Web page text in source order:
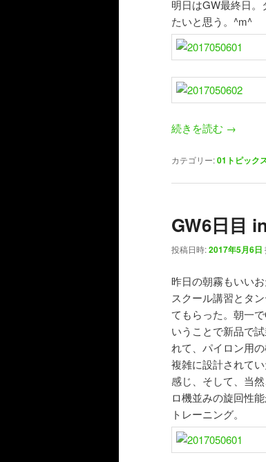
明日はGW最終日
たいと思う。^m^
続きを読む →
カテゴリー:01トピック
GW6日目
投稿日時:2017年5月6日
昨日の朝霧もいい
スクール講習とタ
てもらった。朝一
いうことで新品で
れて、パイロン用
複雑に設計されて
感じ、そして、当
ロ機並みの旋回性
トレーニング。